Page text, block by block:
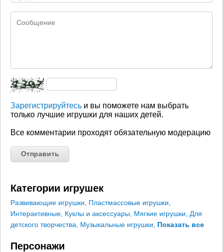
Зарегистрируйтесь и вы поможете нам выбрать
только лучшие игрушки для наших детей.
Все комментарии проходят обязательную модерацию
Категории игрушек
Развивающие игрушки Пластмассовые игрушки
Интерактивные Куклы и аксессуары Мягкие игрушки
Для
детского творчества
Музыкальные игрушки Показать все
Персонажи